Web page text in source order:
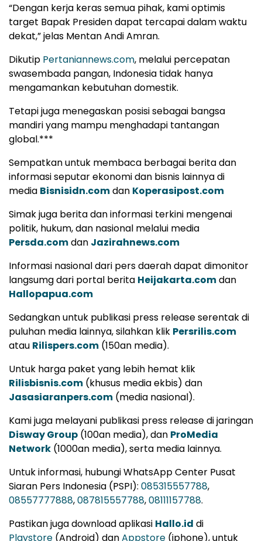
“Dengan kerja keras semua pihak, kami optimis
target Bapak Presiden dapat tercapai dalam waktu
dekat,” jelas Mentan Andi Amran.
Dikutip Pertaniannews.com, melalui percepatan
swasembada pangan, Indonesia tidak hanya
mengamankan kebutuhan domestik.
Tetapi juga menegaskan posisi sebagai bangsa
mandiri yang mampu menghadapi tantangan
global.***
Sempatkan untuk membaca berbagai berita dan
informasi seputar ekonomi dan bisnis lainnya di
media Bisnisidn.comdan Koperasipost.com
Simak juga berita dan informasi terkini mengenai
politik, hukum, dan nasional melalui media
Persda.comdan Jazirahnews.com
Informasi nasional dari pers daerah dapat dimonitor
langsumg dari portal berita Heijakarta.comdan
Hallopapua.com
Sedangkan untuk publikasi press release serentak di
puluhan media lainnya, silahkan klik Persrilis.com
atau Rilispers.com (150an media).
Untuk harga paket yang lebih hemat klik
Rilisbisnis.com (khusus media ekbis) dan
Jasasiaranpers.com (media nasional).
Kami juga melayani publikasi press release di jaringan
Disway Group (100an media), dan ProMedia
Network (1000an media), serta media lainnya.
Untuk informasi, hubungi WhatsApp Center Pusat
Siaran Pers Indonesia (PSPI): 085315557788,
08557777888,087815557788,08111157788.
Pastikan juga download aplikasi Hallo.id di
Playstore (Android) danAppstore (iphone), untuk